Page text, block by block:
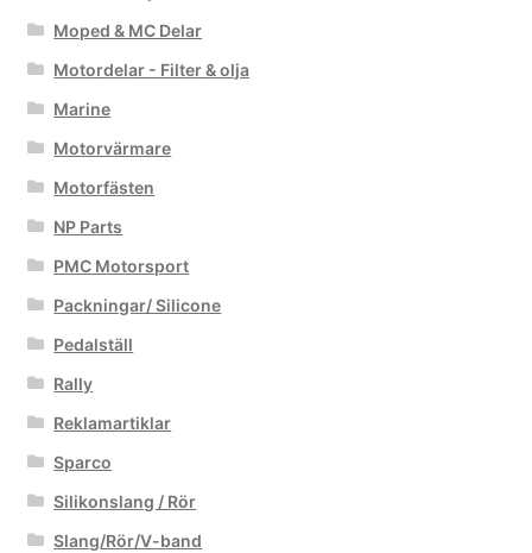
Moped & MC Delar
Motordelar - Filter & olja
Marine
Motorvärmare
Motorfästen
NP Parts
PMC Motorsport
Packningar/ Silicone
Pedalställ
Rally
Reklamartiklar
Sparco
Silikonslang / Rör
Slang/Rör/V-band